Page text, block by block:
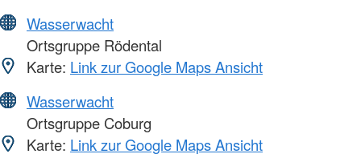
Wasserwacht
Ortsgruppe Rödental
Karte: Link zur Google Maps Ansicht
Wasserwacht
Ortsgruppe Coburg
Karte: Link zur Google Maps Ansicht